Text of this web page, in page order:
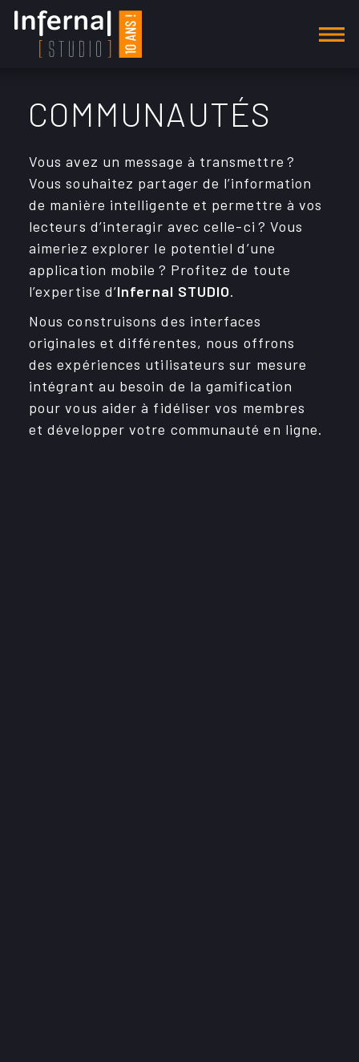
Alimentation
Automobile
Construction
Environnement
Évènements
COMMUNAUTÉS
Vous avez un message à trans­mettre ?
Vous souhai­tez parta­ger de l’in­for­ma­tion
de manière intel­li­gente et permettre à vos
lecteurs d’in­ter­agir avec celle-ci ? Vous
aime­riez explo­rer le poten­tiel d’une
appli­ca­tion mobile ? Profi­tez de toute
l’ex­per­tise d’Infer­nal STUDIO.
Nous construi­sons des inter­faces
origi­nales et diffé­rentes, nous offrons
des expé­riences utili­sa­teurs sur mesure
inté­grant au besoin de la gami­fi­ca­tion
pour vous aider à fidé­li­ser vos membres
et déve­lop­per votre commu­nauté en ligne.